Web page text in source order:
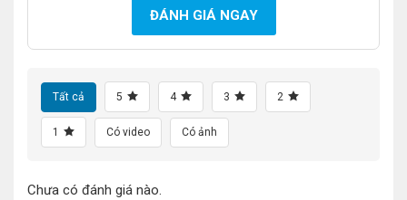
ĐÁNH GIÁ NGAY
Tất cả 5 4 3 2
1 Có video Có ảnh
Chưa có đánh giá nào.